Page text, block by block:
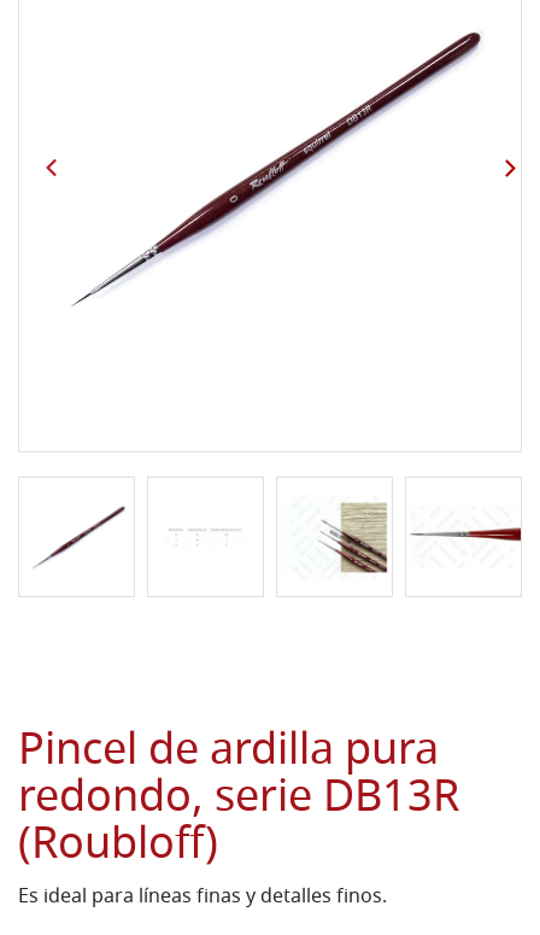
Pincel de ardilla pura
redondo, serie DB13R
(Roubloff)
Es ideal para líneas finas y detalles finos.